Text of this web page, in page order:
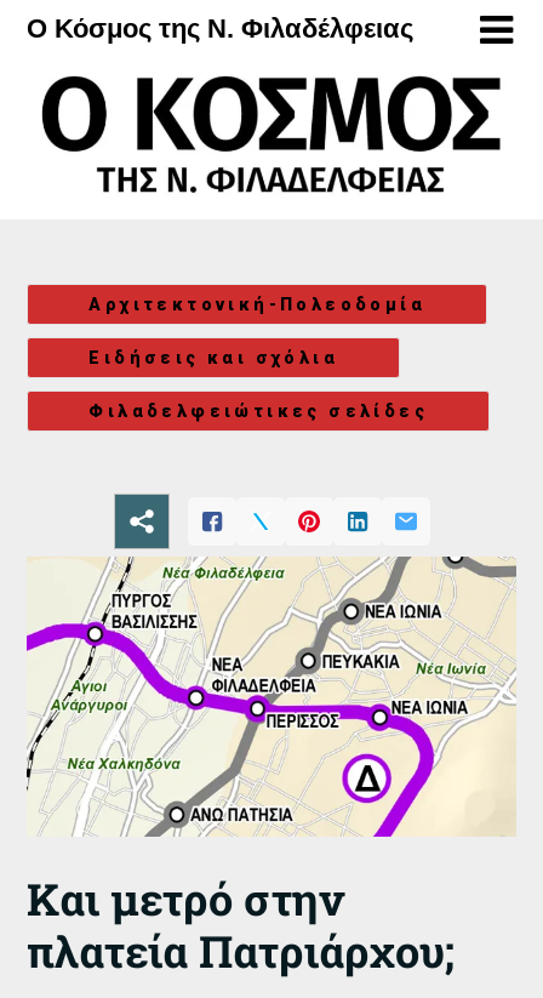
Μετάβαση
περιεχόμενο
Ο Κόσμος της Ν. Φιλαδέλφειας
Αρχιτεκτονική-Πολεοδομία
Ειδήσεις και σχόλια
Φιλαδελφειώτικες σελίδες
Και μετρό στην
πλατεία Πατριάρχου;